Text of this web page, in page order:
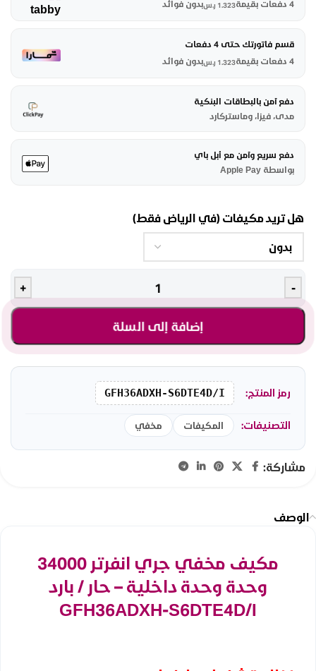
4 دفعات بقيمة
1.323 ر.سبدون فوائد
قسم فاتورتك حتى 4 دفعات
4 دفعات بقيمة
1.323 ر.سبدون فوائد
دفع آمن بالبطاقات البنكية
مدى، فيزا، وماستركارد
دفع سريع وآمن مع أبل باي
بواسطة Apple Pay
هل تريد مكيفات (في الرياض فقط)
-
+
إضافة إلى السلة
رمز المنتج: GFH36ADXH-S6DTE4D/I
التصنيفات: المكيفات مخفي
مشاركة:
الوصف
مكيف مخفي جري انفرتر 34000
وحدة وحدة داخلية – حار / بارد
GFH36ADXH-S6DTE4D/I